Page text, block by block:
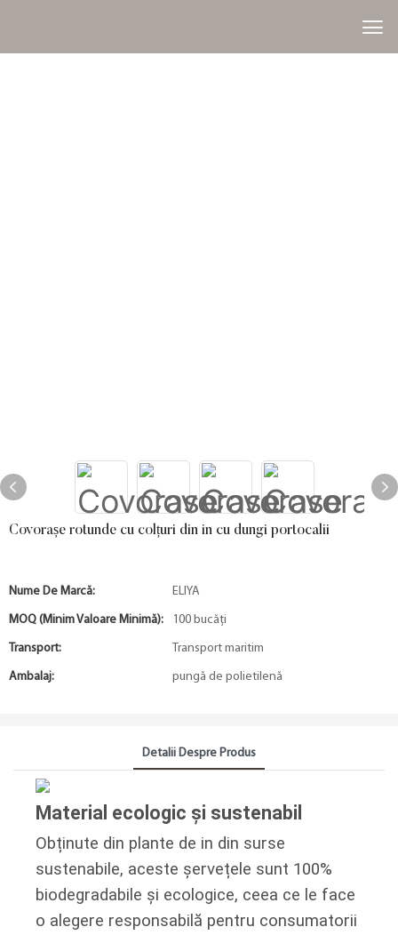
Covorașe rotunde cu colțuri din in cu dungi portocalii
Nume De Marcă: ELIYA
MOQ (minim Valoare Minimă): 100 bucăți
Transport: Transport maritim
Ambalaj: pungă de polietilenă
Detalii Despre Produs
Material ecologic și sustenabil
Obținute din plante de in din surse
sustenabile, aceste șervețele sunt 100%
biodegradabile și ecologice, ceea ce le face
o alegere responsabilă pentru consumatorii